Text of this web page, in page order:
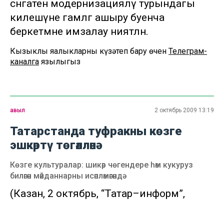
сәнәгатен модернизацияләү турындагы
килешүне гамәлгә ашыру буенча
беркетмәне имзалау ниятләнә.
Кызыклы яңалыкларны күзәтеп бару өчен Телеграм-
каналга язылыгыз
авыл 2 октябрь 2009 13:19
Татарстанда туфракны көзге
эшкәртү төгәлләнә
Көзге культуралар: шикәр чөгендере һәм кукуруз
биләгән мәйданнарны исәпләмәгәндә
(Казан, 2 октябрь, “Татар–информ”,